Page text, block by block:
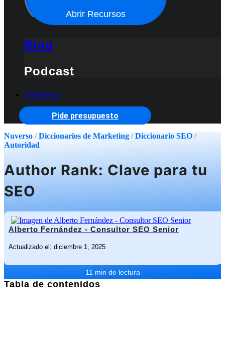
Abrir Recursos
Blog
Podcast
Hablemos
Pide presupuesto
Nuverso /Diccionarios de Marketing /Diccionario SEO /
Autoridad
Author Rank: Clave para tu
SEO
Alberto Fernández - Consultor SEO Senior
Actualizado el: diciembre 1, 2025
11 min de lectura
Tabla de contenidos